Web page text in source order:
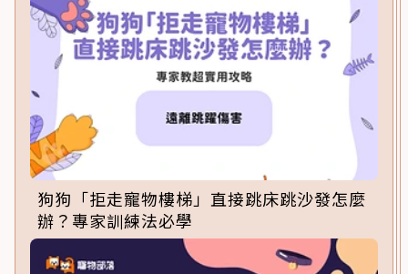
狗狗「拒走寵物樓梯」直接跳床跳沙發怎麼
辦？專家訓練法必學